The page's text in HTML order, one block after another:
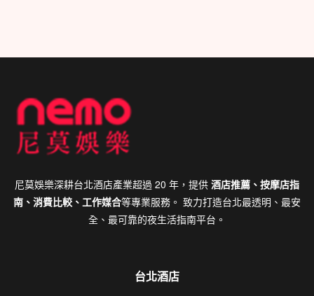
尼莫娛樂深耕台北酒店產業超過 20 年，提供 酒店推薦、按摩店指
南、消費比較、工作媒合等專業服務。 致力打造台北最透明、最安
全、最可靠的夜生活指南平台。
台北酒店